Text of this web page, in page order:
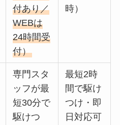
付あり／
WEBは
24時間受
付）
時）
専門スタ
ッフが最
短30分で
駆けつ
最短2時
間で駆け
つけ・即
日対応可